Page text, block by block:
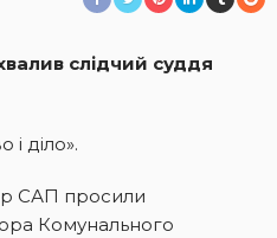
слідчий суддя
і діло».
САП просили
Комунального